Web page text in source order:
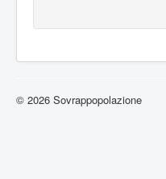
© 2026 Sovrappopolazione